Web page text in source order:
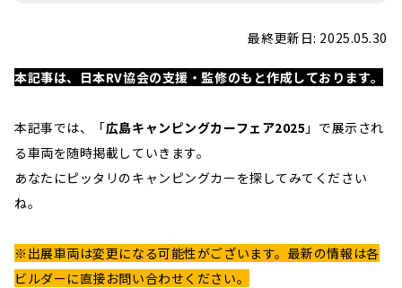
最終更新日: 2025.05.30
本記事は、日本RV協会の支援・監修のもと作成しております。
本記事では、「広島キャンピングカーフェア2025 」で展示され
る車両を随時掲載していきます。
あなたにピッタリのキャンピングカーを探してみてください
ね。
※出展車両は変更になる可能性がございます。最新の情報は各
ビルダーに直接お問い合わせください。